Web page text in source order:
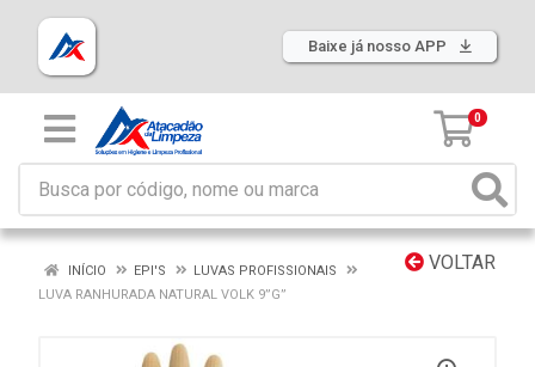
Baixe já nosso APP
0
VOLTAR
INÍCIO EPI'S
LUVAS PROFISSIONAIS
LUVA RANHURADA NATURAL VOLK 9”G”